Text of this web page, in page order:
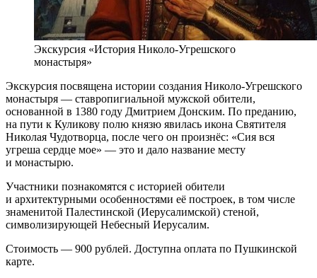
Экскурсия «История Николо-Угрешского
монастыря»
Экскурсия посвящена истории создания Николо-Угрешского
монастыря — ставропигиальной мужской обители,
основанной в 1380 году Дмитрием Донским. По преданию,
на пути к Куликову полю князю явилась икона Святителя
Николая Чудотворца, после чего он произнёс: «Сия вся
угреша сердце мое» — это и дало название месту
и монастырю.
Участники познакомятся с историей обители
и архитектурными особенностями её построек, в том числе
знаменитой Палестинской (Иерусалимской) стеной,
символизирующей Небесный Иерусалим.
Стоимость — 900 рублей. Доступна оплата по Пушкинской
карте.